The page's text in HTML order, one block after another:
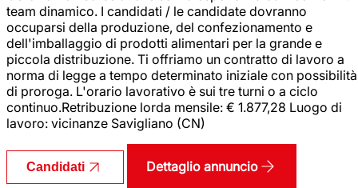
team dinamico. I candidati / le candidate dovranno
occuparsi della produzione, del confezionamento e
dell'imballaggio di prodotti alimentari per la grande e
piccola distribuzione. Ti offriamo un contratto di lavoro a
norma di legge a tempo determinato iniziale con possibilità
di proroga. L'orario lavorativo è sui tre turni o a ciclo
continuo.Retribuzione lorda mensile: € 1.877,28 Luogo di
lavoro: vicinanze Savigliano (CN)
Candidati Dettaglio annuncio